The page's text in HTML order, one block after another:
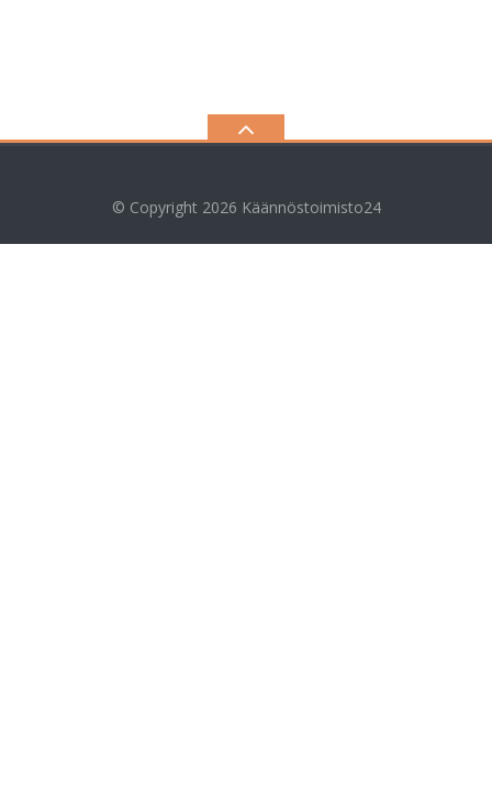
© Copyright 2026 Käännöstoimisto24